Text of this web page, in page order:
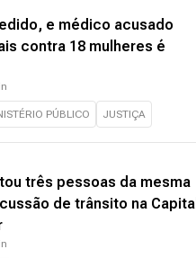
e médico acusado
contra 18 mulheres é
PÚBLICO JUSTIÇA
três pessoas da mesma
de trânsito na Capital